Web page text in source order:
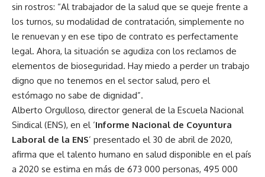
sin rostros: “Al trabajador de la salud que se queje frente a
los turnos, su modalidad de contratación, simplemente no
le renuevan y en ese tipo de contrato es perfectamente
legal. Ahora, la situación se agudiza con los reclamos de
elementos de bioseguridad. Hay miedo a perder un trabajo
digno que no tenemos en el sector salud, pero el
estómago no sabe de dignidad”.
Alberto Orgulloso, director general de la Escuela Nacional
Sindical (ENS), en el ‘Informe Nacional de Coyuntura
Laboral de la ENS’ presentado el 30 de abril de 2020,
afirma que el talento humano en salud disponible en el país
a 2020 se estima en más de 673 000 personas, 495 000